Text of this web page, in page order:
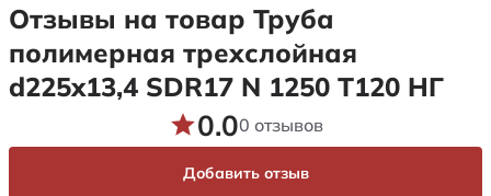
Отзывы на товар Труба
полимерная трехслойная
d225x13,4 SDR17 N 1250 Т120 НГ
0.00 отзывов
Добавить отзыв